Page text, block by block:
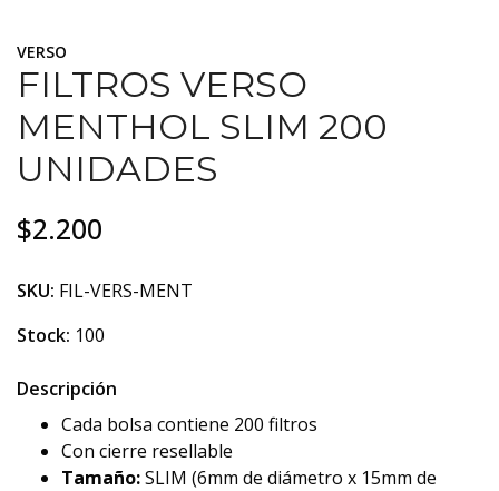
VERSO
FILTROS VERSO
MENTHOL SLIM 200
UNIDADES
$2.200
SKU: FIL-VERS-MENT
Stock: 100
Descripción
Cada bolsa contiene 200 filtros
Con cierre resellable
Tamaño:SLIM (6mm de diámetro x 15mm de